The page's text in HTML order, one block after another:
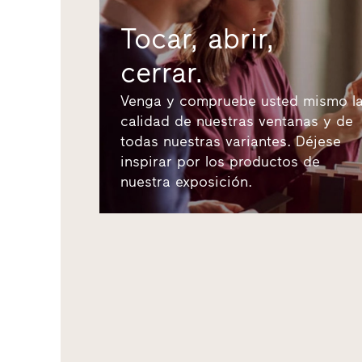
Tocar, abrir,
cerrar.
Venga y compruebe usted mismo
calidad de nuestras ventanas y de
todas nuestras variantes. Déjese
inspirar por los productos de
nuestra exposición.